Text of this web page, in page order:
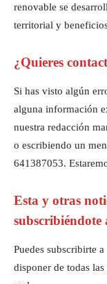
renovable se
territorial y
¿Quieres
Si has visto algún
alguna información
nuestra redacción
o escribiendo un
641387053.
Esta y otras
subscribiéndote
Puedes subscribirte
disponer de todas